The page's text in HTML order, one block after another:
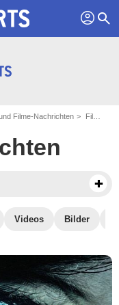
profil search
Filme-Nachrichten Filme-Nachrichten: TV-Tipps
Videos Bilder